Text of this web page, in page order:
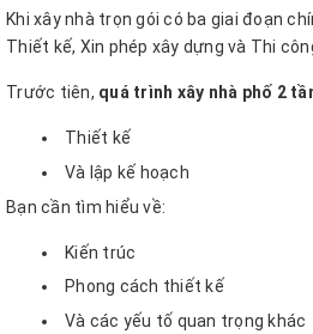
Khi xây nhà trọn gói có ba giai đoạn
Thiết kế, Xin phép xây dựng và Thi
Trước tiên, quá trình xây nhà phố 2
Thiết kế
Và lập kế hoạch
Bạn cần tìm hiểu về:
Kiến trúc
Phong cách thiết kế
Và các yếu tố quan trọng khác